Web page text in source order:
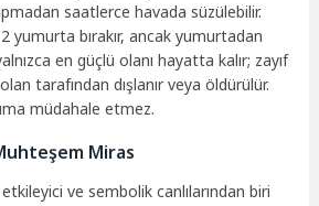
saatlerce havada süzülebilir.
yumurta bırakır, ancak yumurtadan
en güçlü olanı hayatta kalır; zayıf
tarafından dışlanır veya öldürülür.
müdahale etmez.
Miras
ve sembolik canlılarından biri